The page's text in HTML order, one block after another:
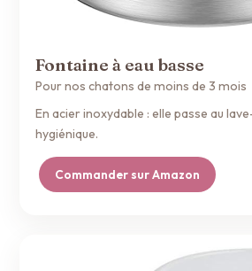
Fontaine à eau basse
Pour nos chatons de moins de 3 mois
En acier inoxydable : elle passe au
hygiénique.
Commander sur Amazon